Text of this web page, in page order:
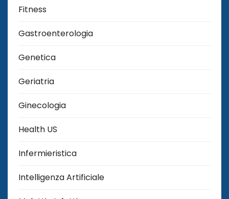
Fitness
Gastroenterologia
Genetica
Geriatria
Ginecologia
Health US
Infermieristica
Intelligenza Artificiale